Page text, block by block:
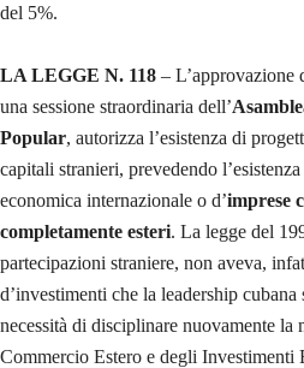
del 5%.
LA LEGGE N. 118 – L’approvazione
una sessione straordinaria dell’
Popular, autorizza l’esistenza di
capitali stranieri, prevedendo
economica internazionale o d’imprese
completamente esteri. La legge del
partecipazioni straniere, non aveva,
d’investimenti che la leadership cubana
necessità di disciplinare nuovamente la
Commercio Estero e degli Investimenti